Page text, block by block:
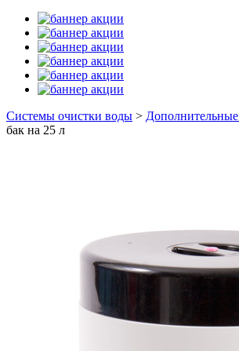
Системы очистки воды > Дополнительные
бак на 25 л